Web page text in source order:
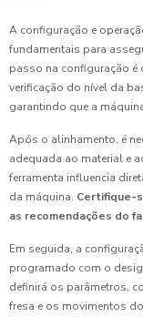
A configuração e
fundamentais para
passo na configuração é
verificação do nível da
garantindo que a
Após o alinhamento, é
adequada ao material e
ferramenta influencia
da máquina. Certifique-
as recomendações do
Em seguida, a
programado com o
definirá os parâmetros,
fresa e os movimentos